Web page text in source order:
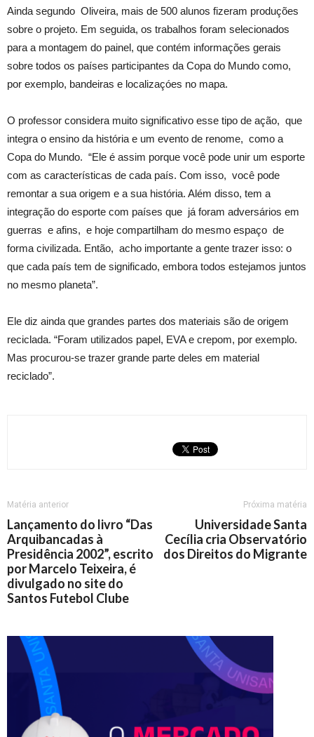
Ainda segundo Oliveira, mais de 500 alunos fizeram produções
sobre o projeto. Em seguida, os trabalhos foram selecionados
para a montagem do painel, que contém informações gerais
sobre todos os países participantes da Copa do Mundo como,
por exemplo, bandeiras e localizaçóes no mapa.
O professor considera muito significativo esse tipo de ação, que
integra o ensino da história e um evento de renome, como a
Copa do Mundo. “Ele é assim porque você pode unir um esporte
com as características de cada país. Com isso, você pode
remontar a sua origem e a sua história. Além disso, tem a
integração do esporte com países que já foram adversários em
guerras e afins, e hoje compartilham do mesmo espaço de
forma civilizada. Então, acho importante a gente trazer isso: o
que cada país tem de significado, embora todos estejamos juntos
no mesmo planeta”.
Ele diz ainda que grandes partes dos materiais são de origem
reciclada. “Foram utilizados papel, EVA e crepom, por exemplo.
Mas procurou-se trazer grande parte deles em material
reciclado”.
Matéria anterior
Lançamento do livro “Das
Arquibancadas à
Presidência 2002”, escrito
por Marcelo Teixeira, é
divulgado no site do
Santos Futebol Clube
Próxima matéria
Universidade Santa
Cecília cria Observatório
dos Direitos do Migrante